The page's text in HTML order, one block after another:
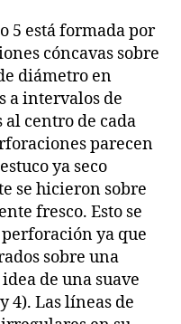
5 está formada por
cóncavas sobre
diámetro en
a intervalos de
al centro de cada
parecen
ya seco
se hicieron sobre
fresco. Esto se
ya que
sobre una
de una suave
4). Las líneas de